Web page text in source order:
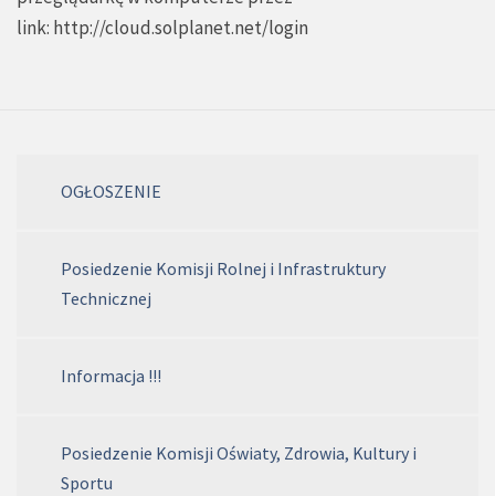
link: http://cloud.solplanet.net/login
OGŁOSZENIE
Posiedzenie Komisji Rolnej i Infrastruktury
Technicznej
Informacja !!!
Posiedzenie Komisji Oświaty, Zdrowia, Kultury i
Sportu